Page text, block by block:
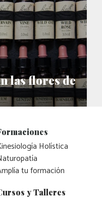
las flores de
Holística
tu formación
y Talleres